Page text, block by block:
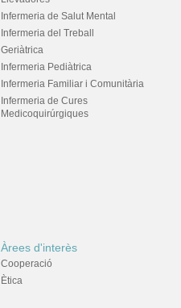
Infermeria de Salut Mental
Infermeria del Treball
Geriàtrica
Infermeria Pediàtrica
Infermeria Familiar i Comunitària
Infermeria de Cures
Medicoquirúrgiques
Àrees d'interès
Cooperació
Ètica